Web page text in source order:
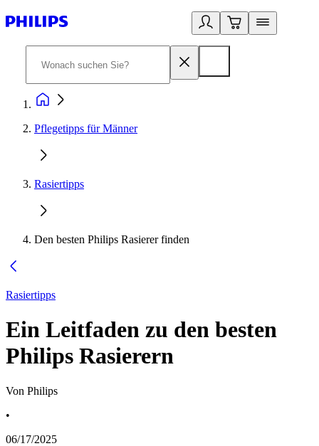
Pflegetipps für Männer​
Rasiertipps
Den besten Philips Rasierer finden
Rasiertipps
Ein Leitfaden zu den besten
Philips Rasierern
Von Philips
•
06/17/2025